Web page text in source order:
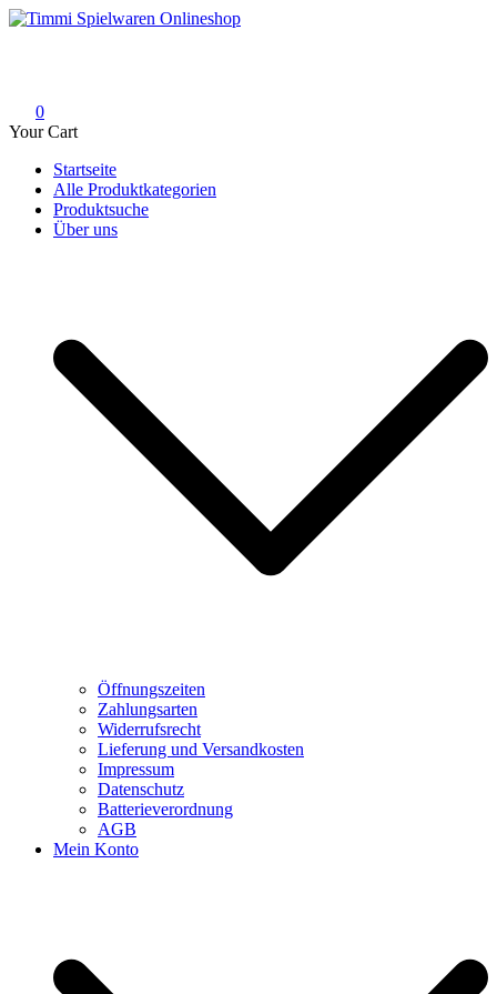
Skip
0
Your Cart
Startseite
Alle Produktkategorien
Produktsuche
Über uns
Öffnungszeiten
Zahlungsarten
Widerrufsrecht
Lieferung und Versandkosten
Impressum
Datenschutz
Batterieverordnung
AGB
Mein Konto